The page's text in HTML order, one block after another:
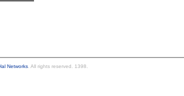
Networks . All rights reserved. 1398.